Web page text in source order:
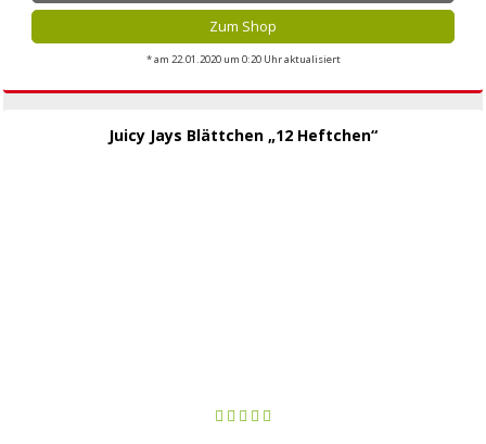
Zum Shop
* am 22.01.2020 um 0:20 Uhr aktualisiert
Juicy Jays Blättchen „12 Heftchen“